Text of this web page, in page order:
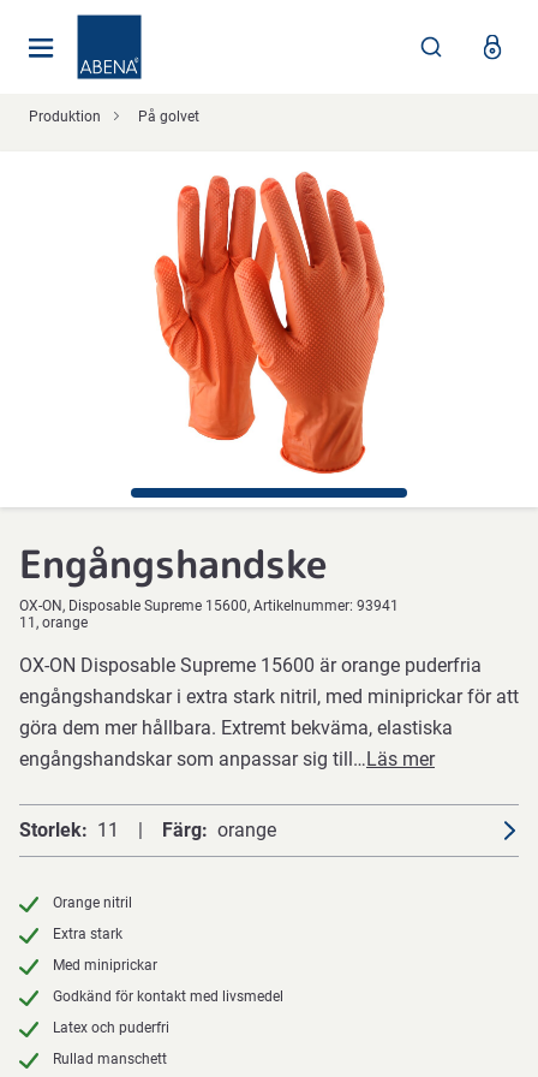
Produktion På golvet
Engångshandske
OX-ON Disposable Supreme 15600 Artikelnummer: 93941
11, orange
OX-ON Disposable Supreme 15600 är orange puderfria
engångshandskar i extra stark nitril, med miniprickar för att
göra dem mer hållbara. Extremt bekväma, elastiska
engångshandskar som anpassar sig till…Läs mer
Storlek 11 Färg orange
Orange nitril
Extra stark
Med miniprickar
Godkänd för kontakt med livsmedel
Latex och puderfri
Rullad manschett